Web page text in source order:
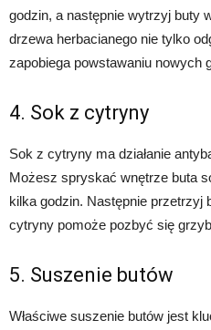
godzin, a następnie wytrzyj buty
drzewa herbacianego nie tylko
zapobiega powstawaniu nowych
4. Sok z cytryny
Sok z cytryny ma działanie
Możesz spryskać wnętrze buta
kilka godzin. Następnie przetrzyj
cytryny pomoże pozbyć się
5. Suszenie butów
Właściwe suszenie butów jest